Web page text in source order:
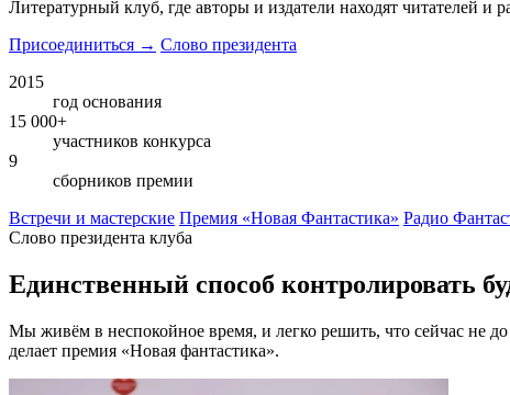
Литературный клуб, где авторы и издатели находят читателей
Присоединиться → Слово президента
2015
год основания
15 000+
участников конкурса
9
сборников премии
Встречи и мастерские Премия «Новая Фантастика» Радио
Слово президента клуба
Единственный способ контролировать
Мы живём в неспокойное время, и легко решить, что сейчас не
делает премия «Новая фантастика».